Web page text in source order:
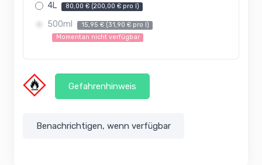
4L 80,00 € (200,00 € pro l)
500ml
15,95 € (31,90 € pro l)
Momentan nicht verfügbar
Gefahrenhinweis
Benachrichtigen, wenn verfügbar